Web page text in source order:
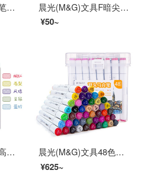
中性笔直液式走珠笔签字笔学生用少女心水性笔可替换笔墨囊高档个性创意时尚小清新商务会议笔刻字 5支装(1白+糖果彩4色各1支)
晨光(M&G)文具F暗尖直液式钢笔 学生练字笔墨水笔 优握系列钢笔套装(钢笔*1+6支黑色墨囊) 蓝色笔杆HAFP0666
¥50~
KACO莫兰迪系列 高级灰彩色标记笔书源学生简约用按动欧式彩芯多色套装中性笔 莫兰迪系列两盒装
晨光(M&G)文具48色快干双头马克笔 纤维头学生重点标记记号笔 涂鸦笔绘画笔 48支/盒APMV0903
¥625~